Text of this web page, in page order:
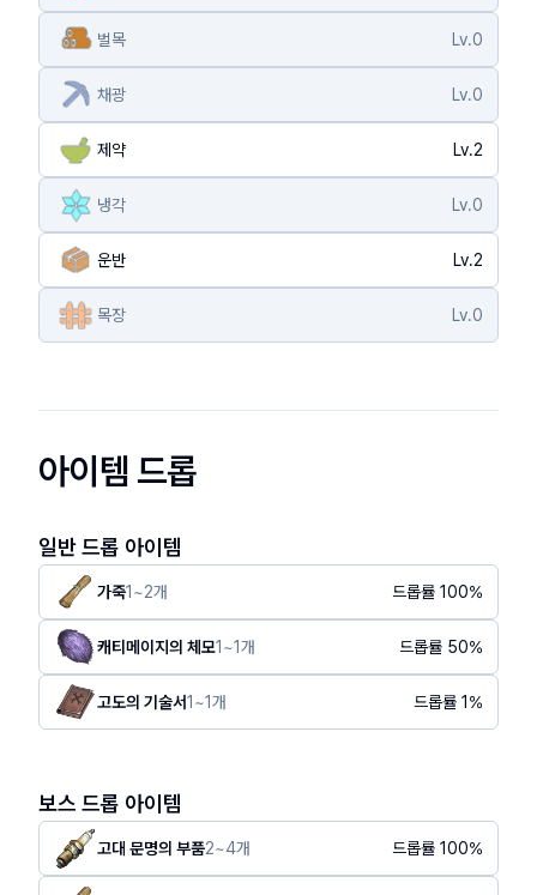
벌목 Lv.0
채광 Lv.0
제약 Lv.2
냉각 Lv.0
운반 Lv.2
목장 Lv.0
아이템 드롭
일반 드롭 아이템
가죽1 ~2개 드롭률 100%
캐티메이지의 체모1 ~1개 드롭률 50%
고도의 기술서1 ~1개 드롭률 1 %
보스 드롭 아이템
고대 문명의 부품2~4개 드롭률 100%